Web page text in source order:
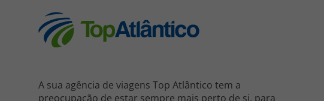
A sua agência de viagens Top Atlântico tem a
preocupação de estar sempre mais perto de si, para